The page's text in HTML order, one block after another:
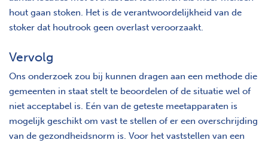
hout gaan stoken. Het is de verantwoordelijkheid van de
stoker dat houtrook geen overlast veroorzaakt.
Vervolg
Ons onderzoek zou bij kunnen dragen aan een methode die
gemeenten in staat stelt te beoordelen of de situatie wel of
niet acceptabel is. Eén van de geteste meetapparaten is
mogelijk geschikt om vast te stellen of er een overschrijding
van de gezondheidsnorm is. Voor het vaststellen van een